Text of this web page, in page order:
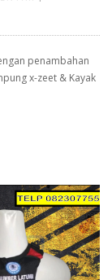
penambahan
x-zeet & Kayak